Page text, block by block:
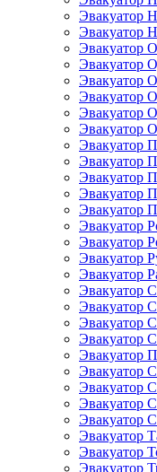
Эвакуатор
Эвакуатор
Эвакуатор
Эвакуатор
Эвакуатор
Эвакуатор
Эвакуатор
Эвакуатор
Эвакуатор
Эвакуатор
Эвакуатор
Эвакуатор
Эвакуатор
Эвакуатор
Эвакуатор
Эвакуатор
Эвакуатор
Эвакуатор
Эвакуатор
Эвакуатор
Эвакуатор
Эвакуатор
Эвакуатор
Эвакуатор
Эвакуатор
Эвакуатор
Эвакуатор
Эвакуатор
Эвакуатор